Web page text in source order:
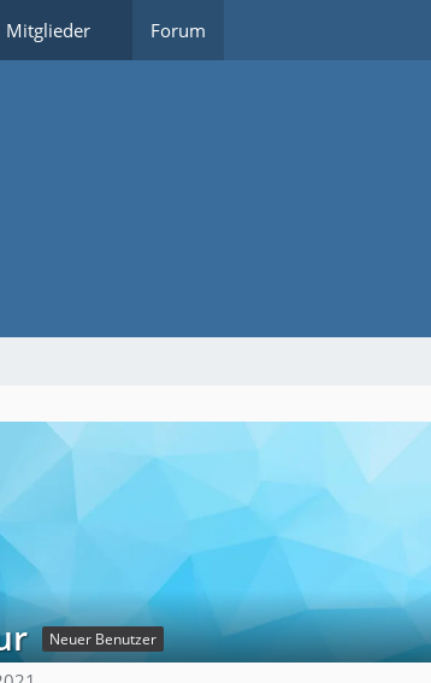
Mitglieder Forum
Neuer Benutzer